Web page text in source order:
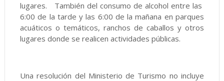
lugares. También del consumo de alcohol entre las
6:00 de la tarde y las 6:00 de la mañana en parques
acuáticos o temáticos, ranchos de caballos y otros
lugares donde se realicen actividades públicas.
Una resolución del Ministerio de Turismo no incluye